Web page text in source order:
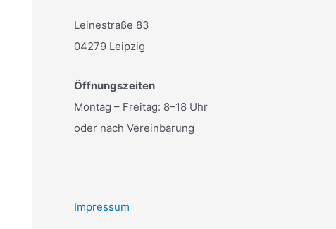
Leinestraße 83
04279 Leipzig
Öffnungszeiten
Montag – Freitag: 8–18 Uhr
oder nach Vereinbarung
Impressum